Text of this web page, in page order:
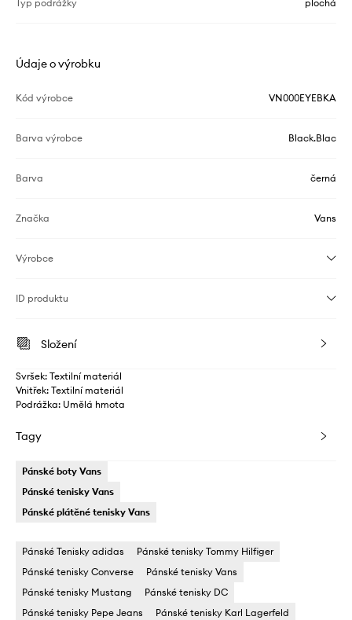
Typ podrážky plochá
Údaje o výrobku
Kód výrobce VN000EYEBKA
Barva výrobce Black.Blac
Barva černá
Značka Vans
Výrobce
ID produktu
Složení
Svršek: Textilní materiál
Vnitřek: Textilní materiál
Podrážka: Umělá hmota
Tagy
Pánské boty Vans
Pánské tenisky Vans
Pánské plátěné tenisky Vans
Pánské Tenisky adidas
Pánské tenisky Tommy Hilfiger
Pánské tenisky Converse
Pánské tenisky Vans
Pánské tenisky Mustang
Pánské tenisky DC
Pánské tenisky Pepe Jeans
Pánské tenisky Karl Lagerfeld